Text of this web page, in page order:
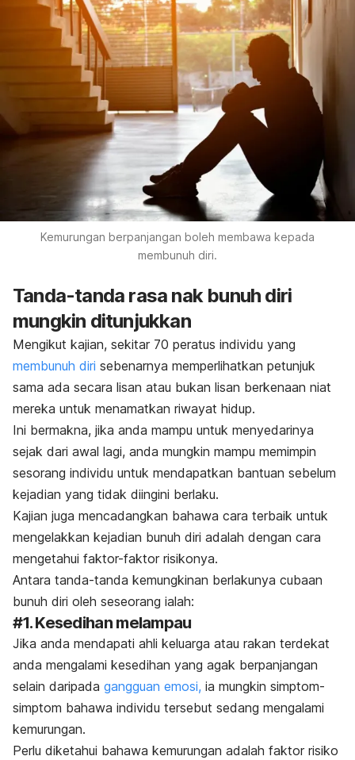
Kemurungan berpanjangan boleh membawa kepada
membunuh diri.
Tanda-tanda rasa nak bunuh diri
mungkin ditunjukkan
Mengikut kajian, sekitar 70 peratus individu yang
membunuh diri sebenarnya memperlihatkan petunjuk
sama ada secara lisan atau bukan lisan berkenaan niat
mereka untuk menamatkan riwayat hidup.
Ini bermakna, jika anda mampu untuk menyedarinya
sejak dari awal lagi, anda mungkin mampu memimpin
sesorang individu untuk mendapatkan bantuan sebelum
kejadian yang tidak diingini berlaku.
Kajian juga mencadangkan bahawa cara terbaik untuk
mengelakkan kejadian bunuh diri adalah dengan cara
mengetahui faktor-faktor risikonya.
Antara tanda-tanda kemungkinan berlakunya cubaan
bunuh diri oleh seseorang ialah:
#1. Kesedihan melampau
Jika anda mendapati ahli keluarga atau rakan terdekat
anda mengalami kesedihan yang agak berpanjangan
selain daripada gangguan emosi, ia mungkin simptom-
simptom bahawa individu tersebut sedang mengalami
kemurungan.
Perlu diketahui bahawa kemurungan adalah faktor risiko